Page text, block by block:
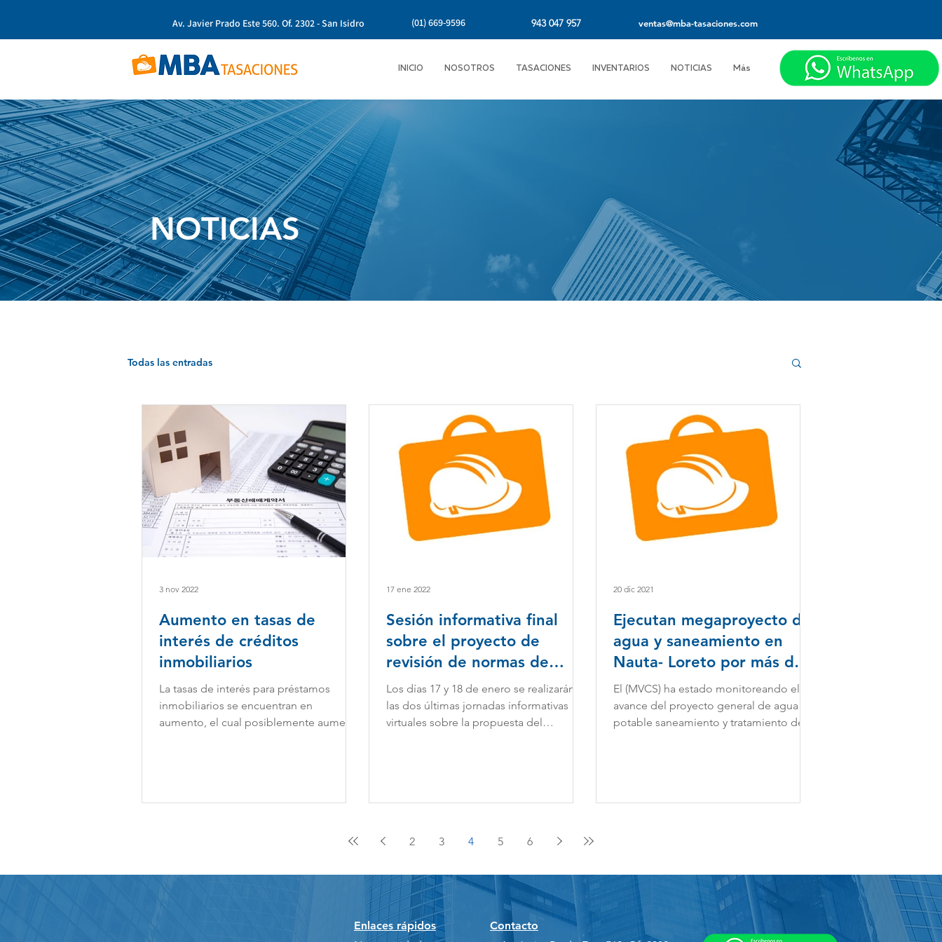
Av. Javier Prado Este 560. Of. 2302 - San Isidro (01) 669-9596 943 047 957 ventas@mba-tasaciones.com
INICIO NOSOTROS TASACIONES INVENTARIOS NOTICIAS Más
NOTICIAS
Todas las entradas
Aumento en tasas de
interés de créditos
inmobiliarios
La tasas de interés para préstamos
inmobiliarios se encuentran en
aumento, el cual posiblemente aumente
3 nov 2022
Sesión informativa final
sobre el proyecto de
revisión de normas de
accesibilidad en
edificaciones
Los días 17 y 18 de enero se realizarán
las dos últimas jornadas informativas
virtuales sobre la propuesta del
17 ene 2022
Ejecutan megaproyecto de
agua y saneamiento en
Nauta- Loreto por más de
S/160 millones
El (MVCS) ha estado monitoreando el
avance del proyecto general de agua
potable saneamiento y tratamiento de
20 dic 2021
2 3 4 5 6
Enlaces rápidos
Contacto